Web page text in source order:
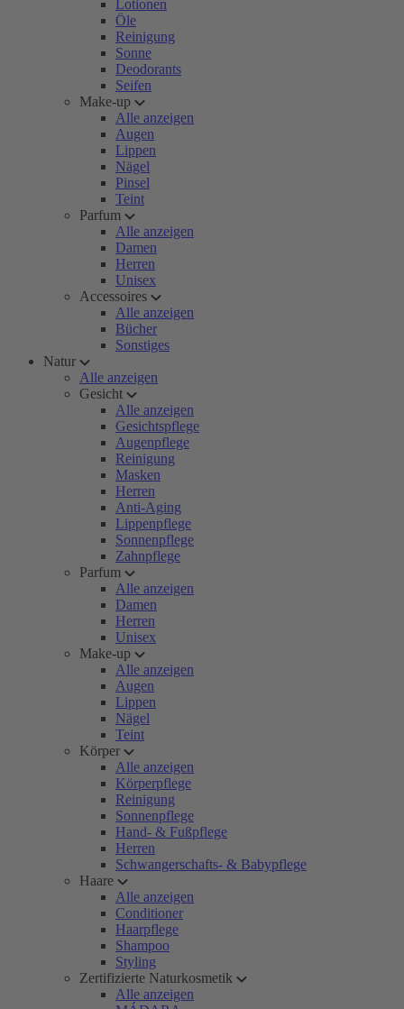
Lotionen
Öle
Reinigung
Sonne
Deodorants
Seifen
Make-up
Alle anzeigen
Augen
Lippen
Nägel
Pinsel
Teint
Parfum
Alle anzeigen
Damen
Herren
Unisex
Accessoires
Alle anzeigen
Bücher
Sonstiges
Natur
Alle anzeigen
Gesicht
Alle anzeigen
Gesichtspflege
Augenpflege
Reinigung
Masken
Herren
Anti-Aging
Lippenpflege
Sonnenpflege
Zahnpflege
Parfum
Alle anzeigen
Damen
Herren
Unisex
Make-up
Alle anzeigen
Augen
Lippen
Nägel
Teint
Körper
Alle anzeigen
Körperpflege
Reinigung
Sonnenpflege
Hand- & Fußpflege
Herren
Schwangerschafts- & Babypflege
Haare
Alle anzeigen
Conditioner
Haarpflege
Shampoo
Styling
Zertifizierte Naturkosmetik
Alle anzeigen